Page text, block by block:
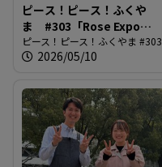
ピース！ピース！ふくや
ま #303「Rose Expo
FUKUYAMA2026」
ピース！ピース！ふくやま #303
2026/05/10